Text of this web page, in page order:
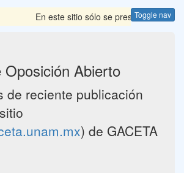
Toggle nav
En este sitio sólo se presentan las
Oposición Abierto
de reciente publicación
) de GACETA